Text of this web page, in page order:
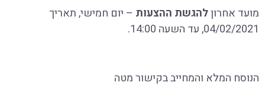
מועד אחרוןלהגשת ההצעות – יום חמישי, תאריך
04/02/2021, עד השעה 14:00.
הנוסח המלא והמחייב בקישור מטה